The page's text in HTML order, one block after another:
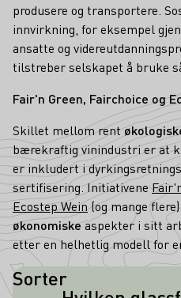
produsere og transportere.
innvirkning, for eksempel
ansatte og
tilstreber selskapet å bruke
Fair'n Green, Fairchoice og
Skillet mellom rent
bærekraftig vinindustri er at
er inkludert i
sertifisering. Initiativene
Ecostep Wein(og mange
økonomiskeaspekter i sitt
etter en helhetlig modell for
Sorter